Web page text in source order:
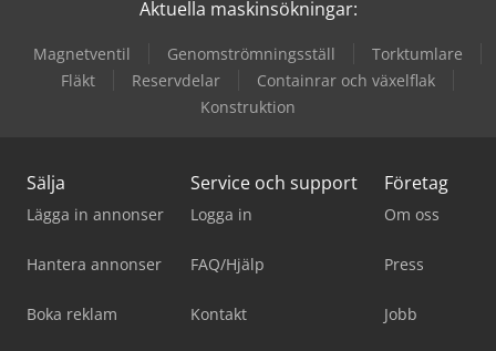
Aktuella maskinsökningar:
Magnetventil Genomströmningsställ
Torktumlare
Fläkt
Reservdelar
Containrar och växelflak
Konstruktion
Sälja
Lägga in annonser
Hantera annonser
Boka reklam
Service och support
Logga in
FAQ/Hjälp
Kontakt
Företag
Om oss
Press
Jobb